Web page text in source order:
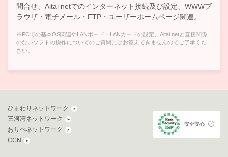
問合せ、Aitai netでのインターネット接続及び設定、WWWブ
ラウザ・電子メール・FTP・ユーザーホームページ関連。
※PCでの基本OS関連やLANボード・LANカードの設定、Aitai netと直接関係
のないソフトの操作についてのご質問にはお答えできませんのでご了承くだ
さい。
ひまわりネットワーク
三河湾ネットワーク
おりべネットワーク
CCN
安全安心